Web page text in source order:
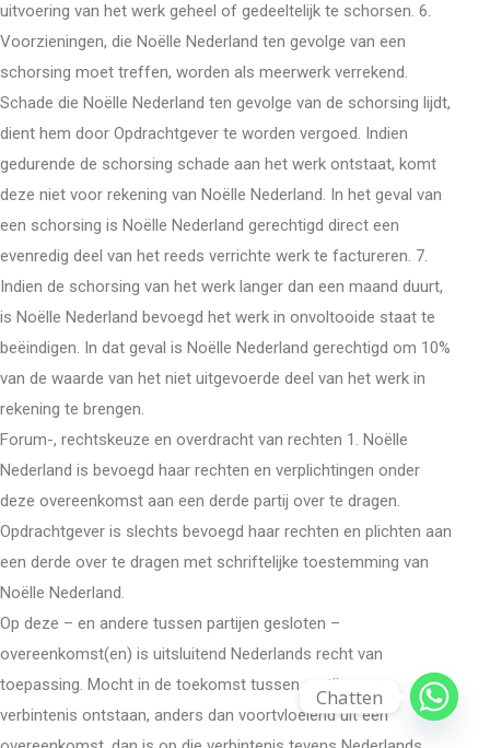
uitvoering van het werk geheel of gedeeltelijk te schorsen. 6.
Voorzieningen, die Noëlle Nederland ten gevolge van een
schorsing moet treffen, worden als meerwerk verrekend.
Schade die Noëlle Nederland ten gevolge van de schorsing lijdt,
dient hem door Opdrachtgever te worden vergoed. Indien
gedurende de schorsing schade aan het werk ontstaat, komt
deze niet voor rekening van Noëlle Nederland. In het geval van
een schorsing is Noëlle Nederland gerechtigd direct een
evenredig deel van het reeds verrichte werk te factureren. 7.
Indien de schorsing van het werk langer dan een maand duurt,
is Noëlle Nederland bevoegd het werk in onvoltooide staat te
beëindigen. In dat geval is Noëlle Nederland gerechtigd om 10%
van de waarde van het niet uitgevoerde deel van het werk in
rekening te brengen.
Forum-, rechtskeuze en overdracht van rechten 1. Noëlle
Nederland is bevoegd haar rechten en verplichtingen onder
deze overeenkomst aan een derde partij over te dragen.
Opdrachtgever is slechts bevoegd haar rechten en plichten aan
een derde over te dragen met schriftelijke toestemming van
Noëlle Nederland.
Op deze – en andere tussen partijen gesloten –
overeenkomst(en) is uitsluitend Nederlands recht van
toepassing. Mocht in de toekomst tussen partijen een
verbintenis ontstaan, anders dan voortvloeiend uit een
Chatten